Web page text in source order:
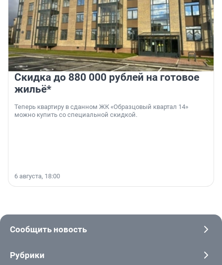
Скидка до 880 000 рублей на готовое
жильё*
Теперь квартиру в сданном ЖК «Образцовый квартал 14»
можно купить со специальной скидкой.
6 августа, 18:00
Сообщить новость
Рубрики